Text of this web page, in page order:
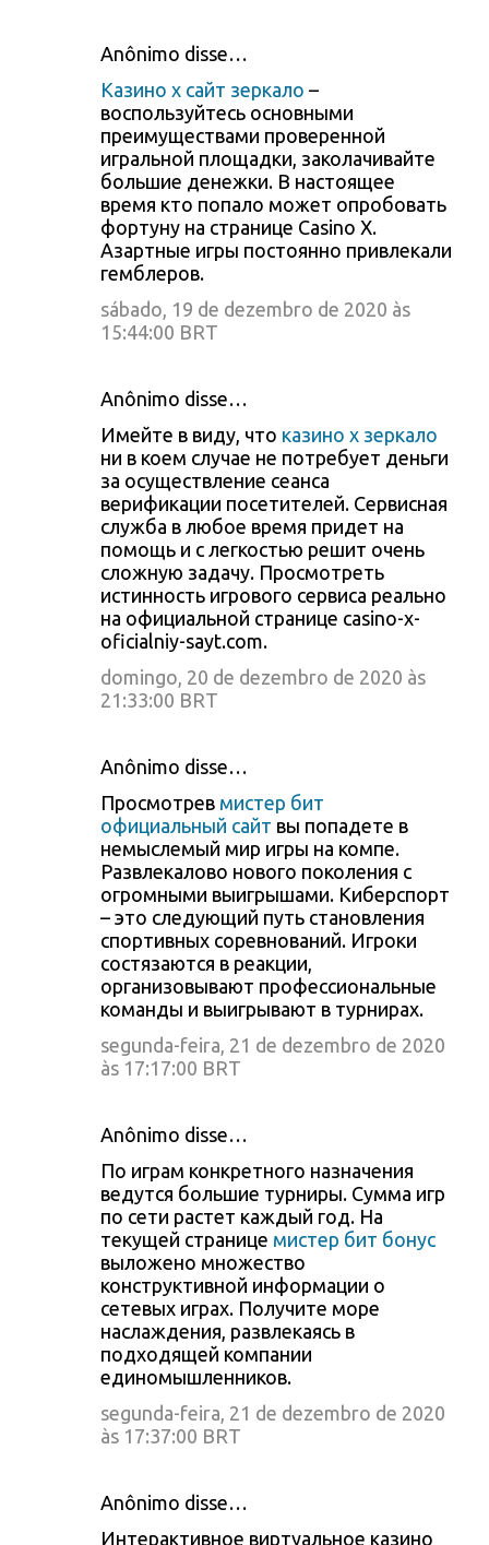
Anônimo disse…
Казино х сайт зеркало –
воспользуйтесь основными
преимуществами проверенной
игральной площадки, заколачивайте
большие денежки. В настоящее
время кто попало может опробовать
фортуну на странице Casino X.
Азартные игры постоянно привлекали
гемблеров.
sábado, 19 de dezembro de 2020 às
15:44:00 BRT
Anônimo disse…
Имейте в виду, что казино х зеркало
ни в коем случае не потребует деньги
за осуществление сеанса
верификации посетителей. Сервисная
служба в любое время придет на
помощь и с легкостью решит очень
сложную задачу. Просмотреть
истинность игрового сервиса реально
на официальной странице casino-x-
oficialniy-sayt.com.
domingo, 20 de dezembro de 2020 às
21:33:00 BRT
Anônimo disse…
Просмотрев мистер бит
официальный сайт вы попадете в
немыслемый мир игры на компе.
Развлекалово нового поколения с
огромными выигрышами. Киберспорт
– это следующий путь становления
спортивных соревнований. Игроки
состязаются в реакции,
организовывают профессиональные
команды и выигрывают в турнирах.
segunda-feira, 21 de dezembro de 2020
às 17:17:00 BRT
Anônimo disse…
По играм конкретного назначения
ведутся большие турниры. Сумма игр
по сети растет каждый год. На
текущей странице мистер бит бонус
выложено множество
конструктивной информации о
сетевых играх. Получите море
наслаждения, развлекаясь в
подходящей компании
единомышленников.
segunda-feira, 21 de dezembro de 2020
às 17:37:00 BRT
Anônimo disse…
Интерактивное виртуальное казино